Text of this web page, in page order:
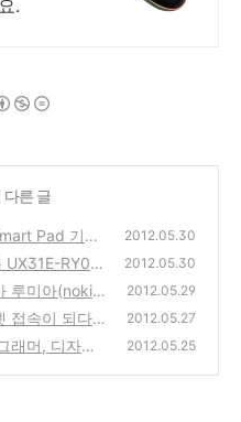
.
다른 글
Pad 기능
보는 방법
(0)
2012.05.30
UX31E-RY00
단점 리뷰 (추
2012.05.30
루미아(nokia
사용해본 소
2012.05.29
접속이 되다가
경을 통한
2012.05.27
래머, 디자이
2012.05.25